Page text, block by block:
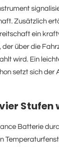
Zusätzlich
ein
über die
wird. Ein
setzt sich der
Stufen
Batterie